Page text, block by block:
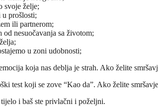
svoje želje;
prošlosti;
ili partnerom;
od nesuočavanja sa životom;
u zoni udobnosti;
koja nas deblja je strah. Ako želite
test koji se zove “Kao da”. Ako želite
i baš ste privlačni i poželjni.